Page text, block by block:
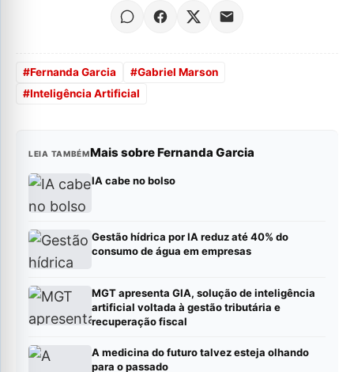
#Fernanda Garcia #Gabriel Marson
#Inteligência Artificial
LEIA TAMBÉMMais sobre Fernanda Garcia
IA cabe no bolso
Gestão hídrica por IA reduz até 40% do
consumo de água em empresas
MGT apresenta GIA, solução de inteligência
artificial voltada à gestão tributária e
recuperação fiscal
A medicina do futuro talvez esteja olhando
para o passado